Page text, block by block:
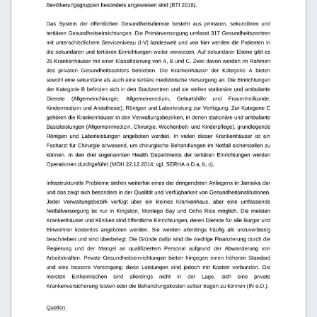
Bevölkerungsgruppen besonders angewiesen sind (BTI 2016).
Das   System   der   öffentlichen   Gesundheitsdienste   besteht   aus   primären,   sekundären   und
tertiären Gesundheitseinrichtungen. Die Primärversorgung umfasst 317 Gesundheitszentren
mit unterschiedlichem Serviceniveau (I-V) landesweit und von hier werden die Patienten in
die sekundären und tertiären Einrichtungen weiter verwiesen. Auf sekundärer Ebene gibt es
25 Krankenhäuser mit einer Klassifizierung von A, B und C. Zwei davon werden im Rahmen
des   privaten   Gesundheitssektors   betrieben.   Die   Krankenhäuser   der   Kategorie   A   bieten
sowohl eine sekundäre als auch eine tertiäre medizinische Versorgung an. Die Einrichtungen
der Kategorie B befinden sich in den Stadtzentren und sie stellen stationäre und ambulante
Dienste
(Allgemeinchirurgie, Allgemeinmedizin, Geburtshilfe und
Frauenheilkunde,
Kindermedizin und Anästhesie), Röntgen und Laborleistung zur Verfügung. Zur Kategorie C
gehören die Krankenhäuser in den Verwaltungsbezirken, in denen stationäre und ambulante
Basisleistungen (Allgemeinmedizin, Chirurgie, Wochenbett- und Kinderpflege), grundlegende
Röntgen   und   Laborleistungen   angeboten   werden.   In   vielen   dieser   Krankenhäuser   ist   ein
Facharzt für Chirurgie anwesend, um chirurgische Behandlungen im Notfall sicherstellen zu
können.   In   den   drei   sogenannten   Health   Departments   der   tertiären   Einrichtungen   werden
Operationen durchgeführt (MOH 22.12.2014; vgl. SERHA o.D.a, b, c).
Infrastrukturelle Probleme stellen weiterhin eines der dringendsten Anliegens in Jamaika dar
und das zeigt sich besonders in der Qualität und Verfügbarkeit von Gesundheitsinstitutionen.
Jeder   Verwaltungsbezirk   verfügt   über   ein   kleines   Krankenhaus,   aber   eine   umfassende
Notfallversorgung   ist   nur   in   Kingston,   Montego   Bay   und   Ocho   Rios   möglich.   Die   meisten
Krankenhäuser und Kliniken sind öffentliche Einrichtungen, deren Dienste für alle Bürger und
Einwohner kostenlos angeboten werden. Sie werden allerdings häufig als unzuverlässig
beschrieben und sind überbelegt. Die Gründe dafür sind die niedrige Finanzierung durch die
Regierung   und   der   Mangel   an   qualifiziertem   Personal   aufgrund   der   Abwanderung   von
Arbeitskräften. Private Gesundheitseinrichtungen bieten hingegen einen höheren Standard
und   eine   bessere   Versorgung;   diese   Leistungen   sind   jedoch   mit   Kosten   verbunden.   Die
meisten
Einheimischen sind allerdings nicht in der Lage, sich eine
private
Krankenversicherung leisten oder die Behandlungskosten selber tragen zu können (IN o.D.).
Quellen: